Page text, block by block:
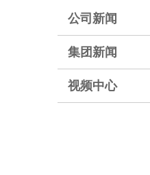
公司新闻
集团新闻
视频中心